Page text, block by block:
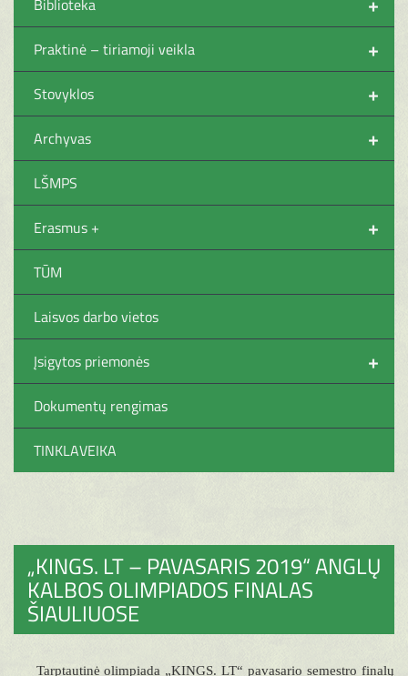
Biblioteka
+
Praktinė – tiriamoji veikla
+
Stovyklos
+
Archyvas
LŠMPS
+
Erasmus +
TŪM
Laisvos darbo vietos
+
Įsigytos priemonės
Dokumentų rengimas
TINKLAVEIKA
„KINGS. LT – PAVASARIS 2019“ ANGLŲ
KALBOS OLIMPIADOS FINALAS
ŠIAULIUOSE
Tarptautinė olimpiada „KINGS. LT“ pavasario semestro finalų